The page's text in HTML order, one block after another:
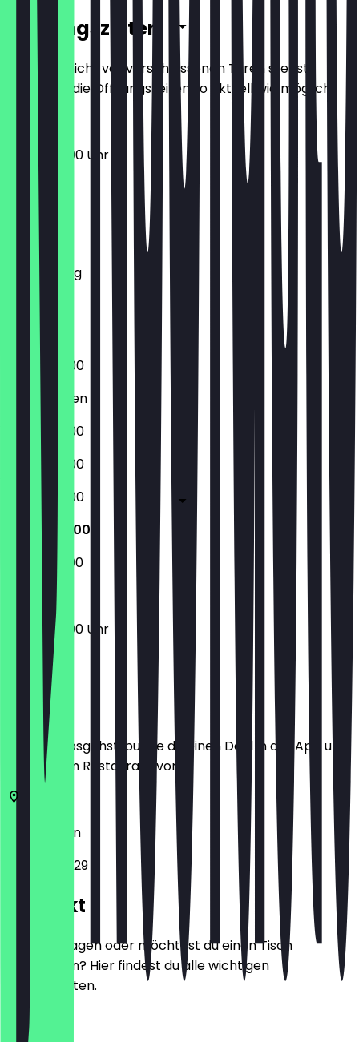
Öffnungszeiten
Damit du nicht vor verschlossenen Türen stehst,
halten wir die Öffnungszeiten so aktuell wie möglich.
09:30 - 17:00 Uhr
Montag
Dienstag
Mittwoch
Donnerstag
Freitag
Samstag
Sonntag
09:00 - 17:00
Geschlossen
09:00 - 17:00
09:00 - 17:00
09:00 - 17:00
09:30 - 17:00
09:30 - 17:00
09:30 - 17:00 Uhr
Bevor du losgehst, buche dir einen Deal in der App und
zeige ihn im Restaurant vor.
Berlin
Rigaer Str. 29
Kontakt
Hast du Fragen oder möchtest du einen Tisch
reservieren? Hier findest du alle wichtigen
Kontaktdaten.
Telefon